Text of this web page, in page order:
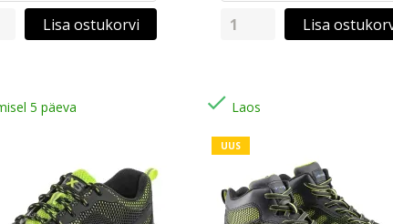
Lisa ostukorvi Lisa
5 päeva  Laos
UUS